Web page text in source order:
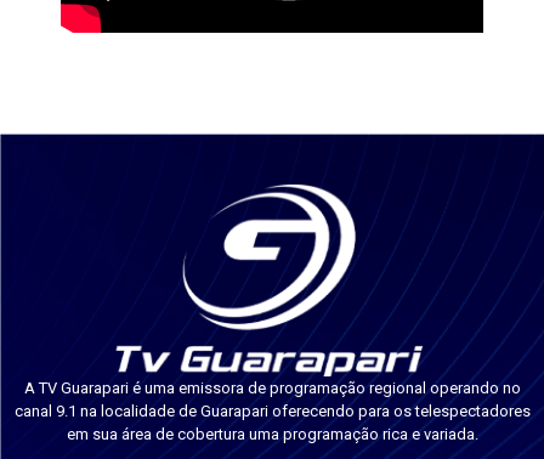
A TV Guarapari é uma emissora de programação regional operando no
canal 9.1 na localidade de Guarapari oferecendo para os telespectadores
em sua área de cobertura uma programação rica e variada.